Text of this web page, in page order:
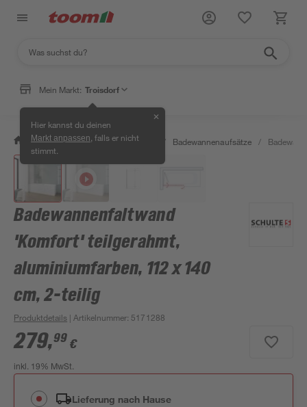
Mein Markt: Troisdorf
Hier kannst du deinen
Markt anpassen , falls er nicht
stimmt.
✕
/ Bad & Sanitär / Badewannen / Badewannenaufsätze /
Badewannenfaltwand
'Komfort' teilgerahmt,
aluminiumfarben, 112 x 140
cm, 2-teilig
Produktdetails | Artikelnummer: 5171288
279,99 €
inkl. 19% MwSt.
Lieferung nach Hause